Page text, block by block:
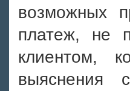
возможных
платеж, не
клиентом,
выяснения